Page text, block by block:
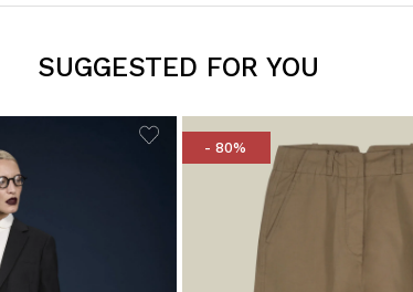
SUGGESTED FOR YOU
- 80%